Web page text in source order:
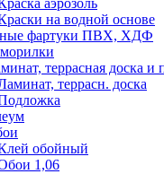
аэрозоль
на водной основе
фартуки ПВХ, ХДФ
террасная доска и
террасн. доска
обойный
1,06